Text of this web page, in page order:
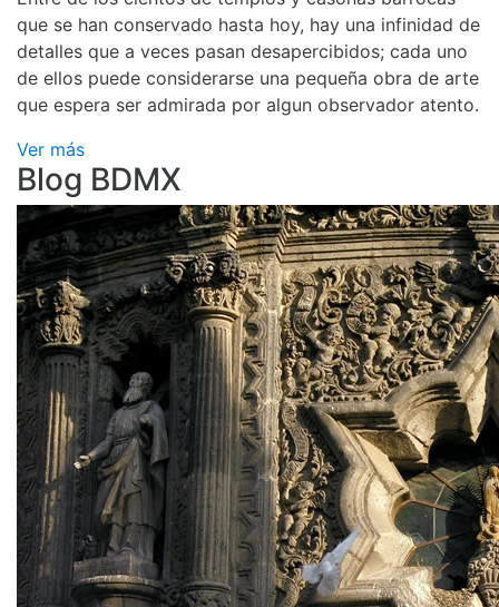
que se han conservado hasta hoy, hay una infinidad de
detalles que a veces pasan desapercibidos; cada uno
de ellos puede considerarse una pequeña obra de arte
que espera ser admirada por algun observador atento.
Ver más
Blog BDMX